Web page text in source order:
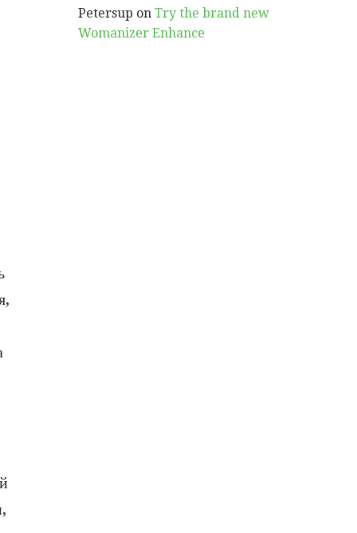
Petersup onTry the brand new
Womanizer Enhance